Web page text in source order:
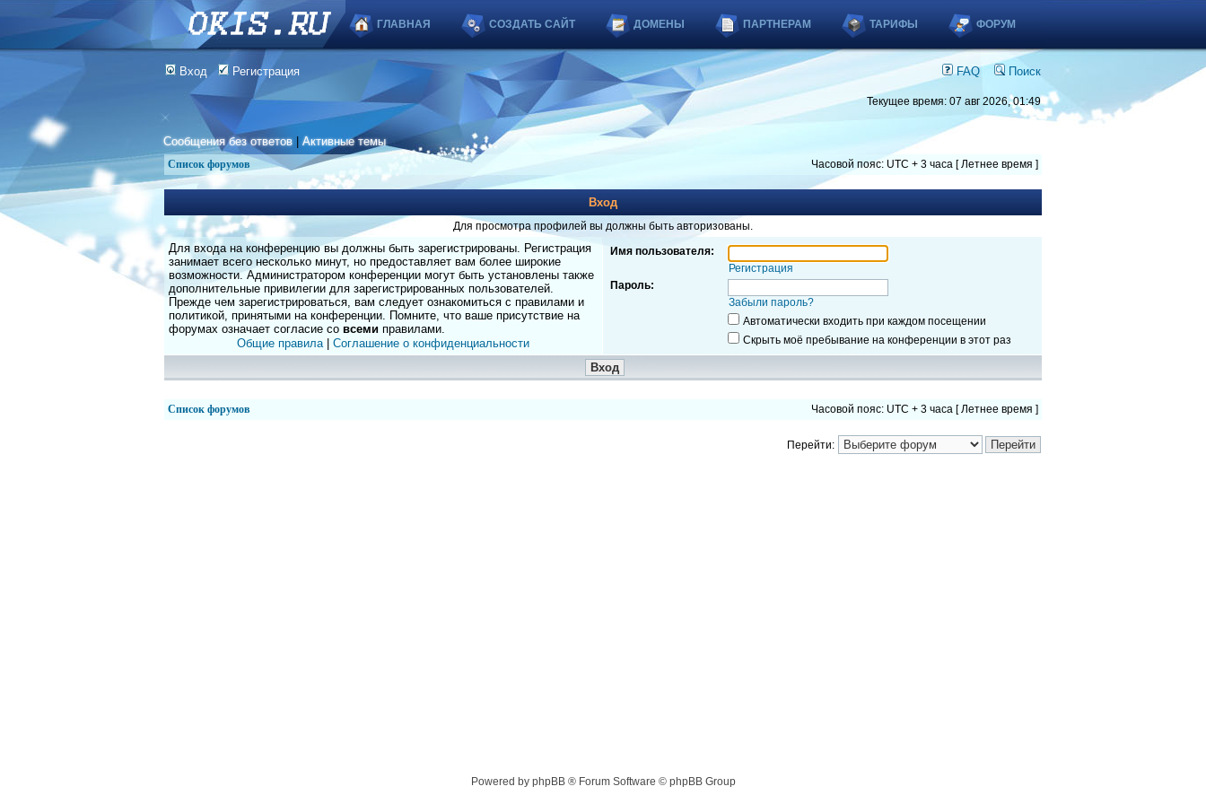
ГЛАВНАЯ СОЗДАТЬ САЙТ ДОМЕНЫ ПАРТНЕРАМ ТАРИФЫ ФОРУМ
Вход Регистрация FAQ Поиск
Текущее время: 07 авг 2026, 01:49
Сообщения без ответов |Активные темы
Список форумов Часовой пояс: UTC + 3 часа [ Летнее время ]
Вход
Для просмотра профилей вы должны быть авторизованы.
Для входа на конференцию вы должны быть зарегистрированы. Регистрация
занимает всего несколько минут, но предоставляет вам более широкие
возможности. Администратором конференции могут быть установлены также
дополнительные привилегии для зарегистрированных пользователей.
Прежде чем зарегистрироваться, вам следует ознакомиться с правилами и
политикой, принятыми на конференции. Помните, что ваше присутствие на
форумах означает согласие со всеми правилами.
Общие правила| Соглашение о конфиденциальности
Имя пользователя:
Регистрация
Пароль:
Забыли пароль?
Автоматически входить при каждом посещении
Скрыть моё пребывание на конференции в этот раз
Список форумов Часовой пояс: UTC + 3 часа [ Летнее время ]
Перейти:
Powered by phpBB ® Forum Software © phpBB Group